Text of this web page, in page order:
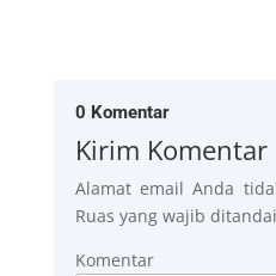
0 Komentar
Kirim Komentar
Alamat email Anda
Ruas yang wajib ditandai